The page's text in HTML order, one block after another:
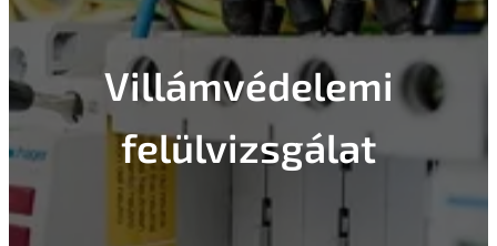
Villámvédelemi
felülvizsgálat